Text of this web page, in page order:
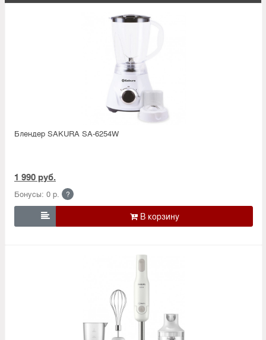
Блендер SAKURA SA-6254W
1 990 руб.
Бонусы: 0 р. ?
